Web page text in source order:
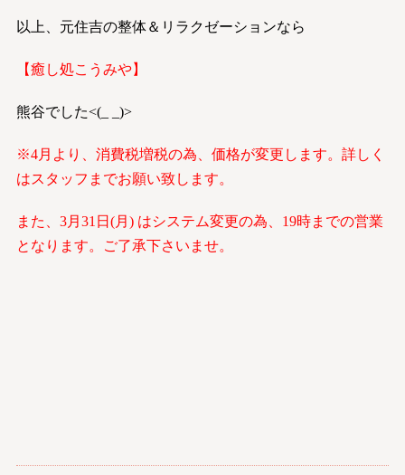
以上、元住吉の整体＆リラクゼーションなら
【癒し処こうみや】
熊谷でした<(_ _)>
※4月より、消費税増税の為、価格が変更します。詳しく
はスタッフまでお願い致します。
また、3月31日(月) はシステム変更の為、19時までの営業
となります。ご了承下さいませ。